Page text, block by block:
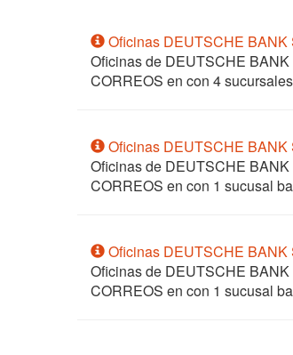
Oficinas DEUTSCHE
Oficinas de DEUTSCHE
CORREOS en con 4
Oficinas DEUTSCHE
Oficinas de DEUTSCHE
CORREOS en con 1 sucusal
Oficinas DEUTSCHE
Oficinas de DEUTSCHE
CORREOS en con 1 sucusal